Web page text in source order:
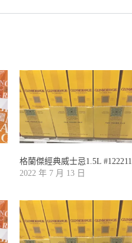
格蘭傑經典威士忌1.5L #122211
2022 年 7 月 13 日